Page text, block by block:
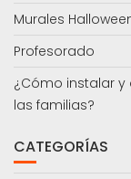
Murales
Profesorado
¿Cómo instalar
las familias?
CATEGORÍAS